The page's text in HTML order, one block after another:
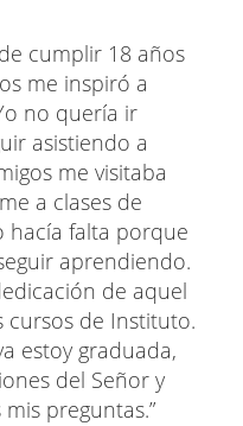
cumplir 18 años
me inspiró a
no quería ir
asistiendo a
me visitaba
a clases de
hacía falta porque
aprendiendo.
de aquel
cursos de Instituto.
estoy graduada,
del Señor y
preguntas.”